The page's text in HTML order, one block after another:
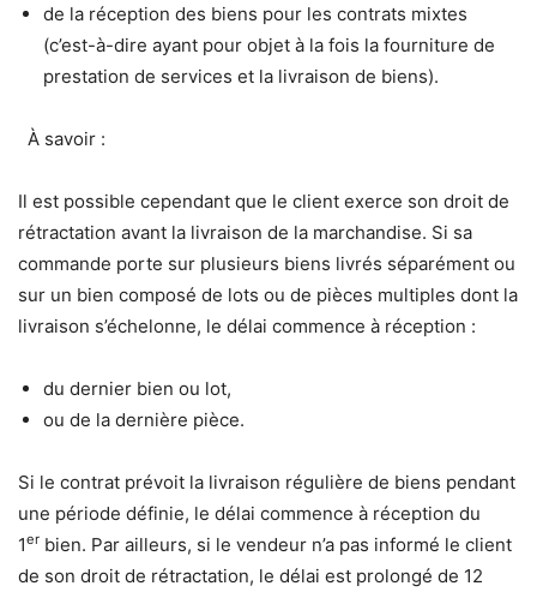
de la réception des biens pour les contrats mixtes
(c’est-à-dire ayant pour objet à la fois la fourniture de
prestation de services et la livraison de biens).
À savoir :
Il est possible cependant que le client exerce son droit de
rétractation avant la livraison de la marchandise. Si sa
commande porte sur plusieurs biens livrés séparément ou
sur un bien composé de lots ou de pièces multiples dont la
livraison s’échelonne, le délai commence à réception :
du dernier bien ou lot,
ou de la dernière pièce.
Si le contrat prévoit la livraison régulière de biens pendant
une période définie, le délai commence à réception du
1er bien. Par ailleurs, si le vendeur n’a pas informé le client
de son droit de rétractation, le délai est prolongé de 12